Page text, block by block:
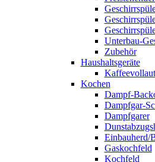
Unterbau-
Zubehör
Haushaltsgeräte
Kochen
Dampf-
Dampfgar-
Dampfgarer
Einbauherd/
Gaskochfeld
Kochfeld